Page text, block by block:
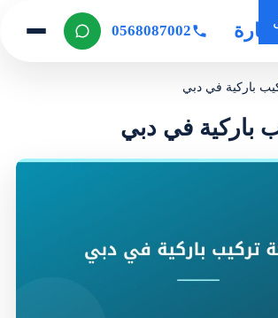
0568087002
باركية في دبي
باركية في دبي